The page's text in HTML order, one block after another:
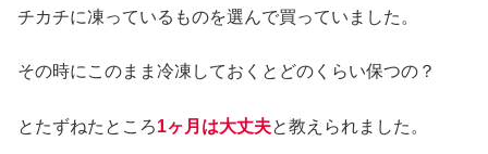
チカチに凍っているものを選んで買っていました。
その時にこのまま冷凍しておくとどのくらい保つの？
とたずねたところ1ヶ月は大丈夫と教えられました。